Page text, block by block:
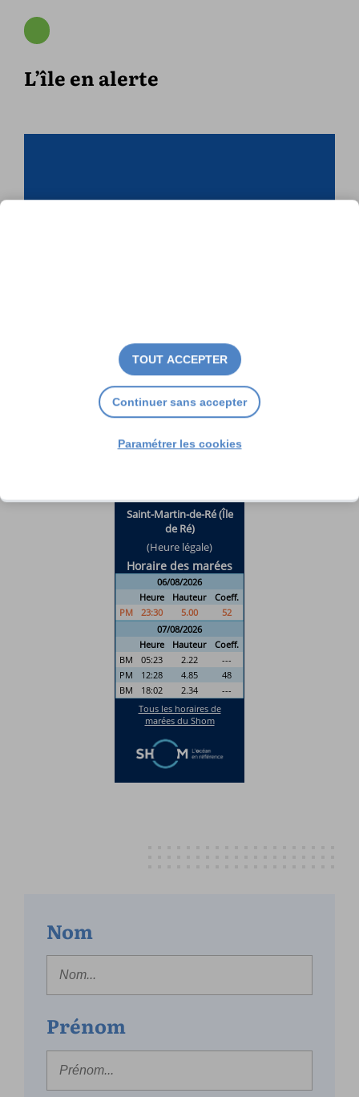
L’île en alerte
Nom
Prénom
TOUT ACCEPTER
Continuer sans accepter
Paramétrer les cookies